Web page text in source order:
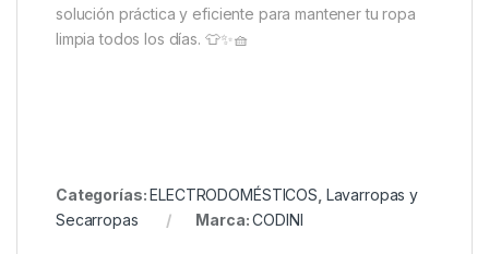
solución práctica y eficiente para mantener tu ropa
limpia todos los días. 👕✨🧺
Categorías:ELECTRODOMÉSTICOS Lavarropas y
Secarropas
Marca:CODINI